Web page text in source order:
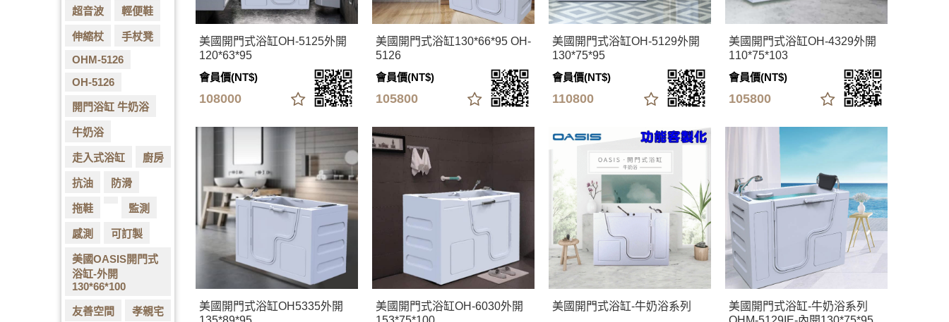
超音波 輕便鞋
伸縮杖
手杖凳
OHM-5126
OH-5126
開門浴缸 牛奶浴
牛奶浴
走入式浴缸 廚房
抗油 防滑
拖鞋 監測
感測 可訂製
美國OASIS開門式
浴缸-外開
130*66*100
友善空間
孝親宅
美國開門式浴缸OH-5125外開
120*63*95
會員價(NT$)
108000
美國開門式浴缸130*66*95 OH-
5126
會員價(NT$)
105800
美國開門式浴缸OH-5129外開
130*75*95
會員價(NT$)
110800
美國開門式浴缸OH-4329外開
110*75*103
會員價(NT$)
105800
美國開門式浴缸OH5335外開
美國開門式浴缸OH-6030外開
美國開門式浴缸-牛奶浴系列
美國開門式浴缸-牛奶浴系列